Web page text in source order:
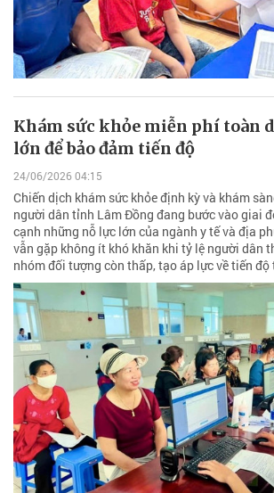
Khám sức khỏe miễn phí toàn
lớn để bảo đảm tiến độ
24/06/2026 04:15
Chiến dịch khám sức khỏe định kỳ và khám
người dân tỉnh Lâm Đồng đang bước vào giai
cạnh những nỗ lực lớn của ngành y tế và địa
vẫn gặp không ít khó khăn khi tỷ lệ người dân
nhóm đối tượng còn thấp, tạo áp lực về tiến độ